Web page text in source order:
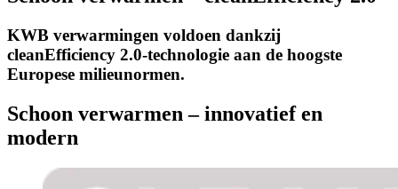
KWB verwarmingen voldoen dankzij
cleanEfficiency 2.0-technologie aan de hoogste
Europese milieunormen.
Schoon verwarmen – innovatief en
modern